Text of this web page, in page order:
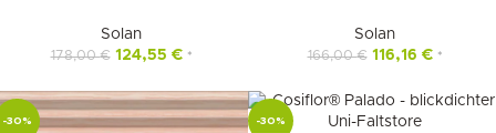
Solan
178,00€ 124,55 € *
Solan
166,00€ 116,16 € *
-30% -30%